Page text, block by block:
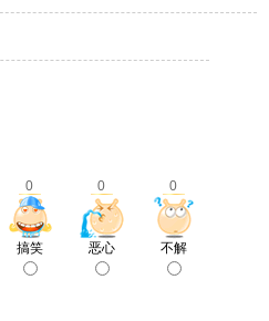
0 0 0
搞笑 恶心 不解